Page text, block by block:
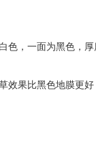
色，一面为黑色，
效果比黑色地膜更